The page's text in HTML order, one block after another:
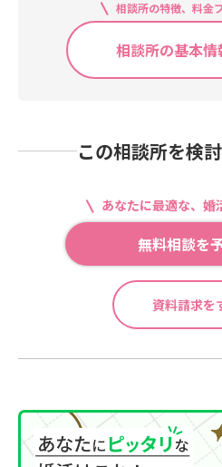
相談所の特徴、料金
相談所の基本情
この相談所を検
あなたに最適な、婚
無料相談を
資料請求を